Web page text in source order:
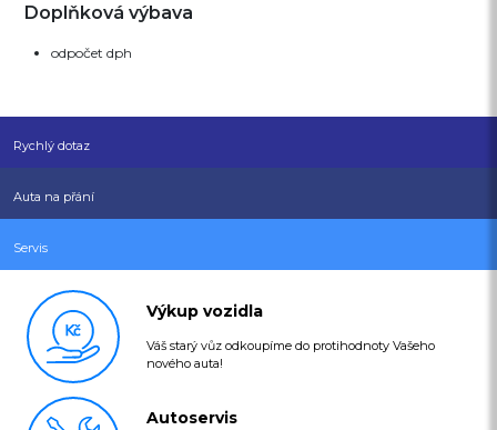
Doplňková výbava
odpočet dph
Rychlý dotaz
Auta na přání
Servis
Výkup vozidla
Váš starý vůz odkoupíme do protihodnoty Vašeho
nového auta!
Autoservis